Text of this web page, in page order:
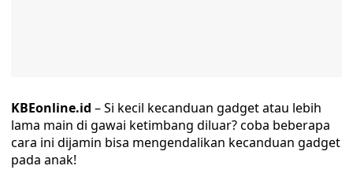
KBEonline.id – Si kecil kecanduan gadget atau lebih
lama main di gawai ketimbang diluar? coba beberapa
cara ini dijamin bisa mengendalikan kecanduan gadget
pada anak!